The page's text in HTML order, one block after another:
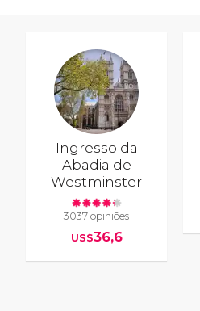
Ingresso da
Abadia de
Westminster
3037 opiniões
US$36,6